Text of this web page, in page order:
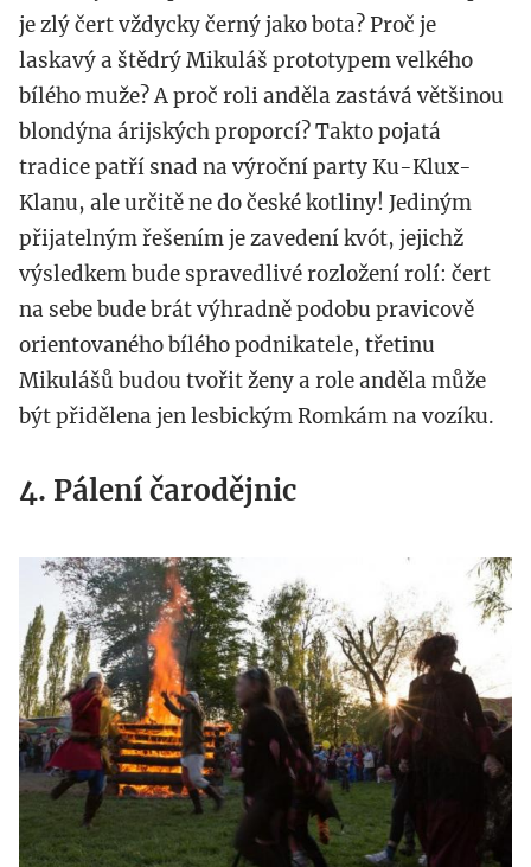
je zlý čert vždycky černý jako bota? Proč je
laskavý a štědrý Mikuláš prototypem velkého
bílého muže? A proč roli anděla zastává většinou
blondýna árijských proporcí? Takto pojatá
tradice patří snad na výroční party Ku-Klux-
Klanu, ale určitě ne do české kotliny! Jediným
přijatelným řešením je zavedení kvót, jejichž
výsledkem bude spravedlivé rozložení rolí: čert
na sebe bude brát výhradně podobu pravicově
orientovaného bílého podnikatele, třetinu
Mikulášů budou tvořit ženy a role anděla může
být přidělena jen lesbickým Romkám na vozíku.
4. Pálení čarodějnic
profimedia-
0192437696.jpg